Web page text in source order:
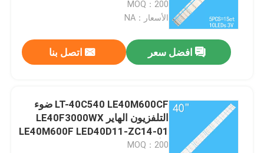
MOQ：200
الأسعار：NA
افضل سعر اتصل بنا
LT-40C540 LE40M600CF ضوء
التلفزيون الهاير LE40F3000WX
LE40M600F LED40D11-ZC14-01
((أ))
MOQ：200